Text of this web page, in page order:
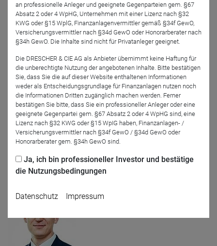
Referenten
Yefei Lu
PRIMA Fonds Service
Anja Risse
PRIMA Fonds Service
GmbH
Moderation
an professionelle Anleger und geeignete Gegenparteien gem. §67
Absatz 2 oder 4 WpHG, Unternehmen mit einer Lizenz nach §32
KWG oder §15 WplG, Finanzanlagenvermittler gemäß §34f GewO,
Versicherungsvermittler nach §34d GewO oder Honorarberater nach
§34h GewO. Die Inhalte sind nicht für Privatanleger geeignet.
Die DRESCHER & CIE AG als Anbieter übernimmt keine Haftung für
die unberechtigte Nutzung der angebotenen Inhalte. Bitte bestätigen
Sie, dass Sie die auf dieser Website enthaltenen Informationen
weder als Entscheidungsgrundlage für Finanzanlagen nutzen noch
die Informationen Dritten zugänglich machen werden. Ferner
bestätigen Sie bitte, dass Sie ein professioneller Anleger oder eine
geeignete Gegenpartei gem. §67 Absatz 2 oder 4 WpHG sind, eine
Lizenz nach §32 KWG oder §15 WpIG haben, Finanzanlagen- /
Versicherungsvermittler nach §34f GewO / §34d GewO oder
Honorarberater gem. §34h GewO sind.
Ja, ich bin professioneller Investor und bestätige
die Nutzungsbedingungen
Datenschutz Impressum